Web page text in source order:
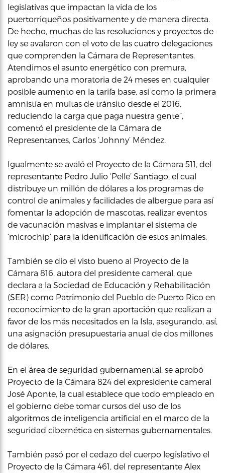
legislativas que impactan la vida de los
puertorriqueños positivamente y de manera directa.
De hecho, muchas de las resoluciones y proyectos de
ley se avalaron con el voto de las cuatro delegaciones
que comprenden la Cámara de Representantes.
Atendimos el asunto energético con premura,
aprobando una moratoria de 24 meses en cualquier
posible aumento en la tarifa base, así como la primera
amnistía en multas de tránsito desde el 2016,
reduciendo la carga que paga nuestra gente”,
comentó el presidente de la Cámara de
Representantes, Carlos ‘Johnny’ Méndez.
Igualmente se avaló el Proyecto de la Cámara 511, del
representante Pedro Julio ‘Pelle’ Santiago, el cual
distribuye un millón de dólares a los programas de
control de animales y facilidades de albergue para así
fomentar la adopción de mascotas, realizar eventos
de vacunación masivas e implantar el sistema de
‘microchip’ para la identificación de estos animales.
También se dio el visto bueno al Proyecto de la
Cámara 816, autora del presidente cameral, que
declara a la Sociedad de Educación y Rehabilitación
(SER) como Patrimonio del Pueblo de Puerto Rico en
reconocimiento de la gran aportación que realizan a
favor de los más necesitados en la Isla, asegurando, así,
una asignación presupuestaria anual de dos millones
de dólares.
En el área de seguridad gubernamental, se aprobó
Proyecto de la Cámara 824 del expresidente cameral
José Aponte, la cual establece que todo empleado en
el gobierno debe tomar cursos del uso de los
algoritmos de inteligencia artificial en el marco de la
seguridad cibernética en sistemas gubernamentales.
También pasó por el cedazo del cuerpo legislativo el
Proyecto de la Cámara 461, del representante Alex